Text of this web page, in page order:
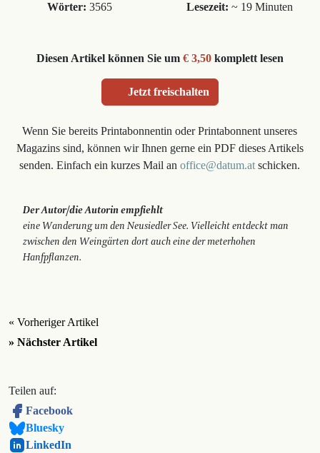
Wörter: 3565 Lesezeit: ~ 19 Minuten
Diesen Artikel können Sie um € 3,50komplett lesen
Jetzt freischalten
Wenn Sie bereits Printabonnentin oder Printabonnent unseres
Magazins sind, können wir Ihnen gerne ein PDF dieses Artikels
senden. Einfach ein kurzes Mail anoffice@datum.at schicken.
Der Autor/die Autorin empfiehlt
eine Wanderung um den Neusiedler See. Vielleicht entdeckt man
zwischen den Weingärten dort auch eine der meterhohen
Hanfpflanzen.
« Vorheriger Artikel
» Nächster Artikel
Teilen auf:
Facebook
Bluesky
LinkedIn